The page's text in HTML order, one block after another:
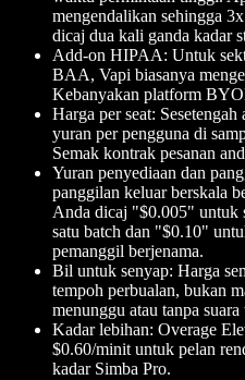
mengendalikan sehingga
dicaj dua kali ganda kadar
Add-on HIPAA: Untuk
BAA, Vapi biasanya
Kebanyakan platform
Harga per seat:
yuran per pengguna di
Semak kontrak pesanan
Yuran penyediaan dan
panggilan keluar berskala
Anda dicaj "$0.005" untuk
satu batch dan "$0.10"
pemanggil berjenama.
Bil untuk senyap: Harga
tempoh perbualan, bukan
menunggu atau tanpa
Kadar lebihan: Overage
$0.60/minit untuk pelan
kadar Simba Pro.